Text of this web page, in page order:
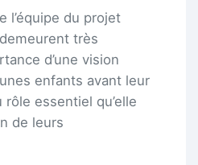
l’équipe du projet
demeurent très
d’une vision
enfants avant leur
rôle essentiel qu’elle
de leurs